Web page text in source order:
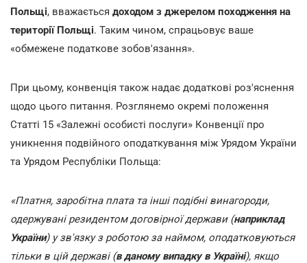
Польщі, вважається доходом з джерелом походження на
території Польщі. Таким чином, спрацьовує ваше
«обмежене податкове зобов'язання».
При цьому, конвенція також надає додаткові роз'яснення
щодо цього питання. Розглянемо окремі положення
Статті 15 «Залежні особисті послуги» Конвенції про
уникнення подвійного оподаткування між Урядом України
та Урядом Республіки Польща:
«Платня, заробітна плата та інші подібні винагороди,
одержувані резидентом договірної держави (наприклад
України) у зв'язку з роботою за наймом, оподатковуються
тільки в цій державі (в даному випадку в Україні), якщо